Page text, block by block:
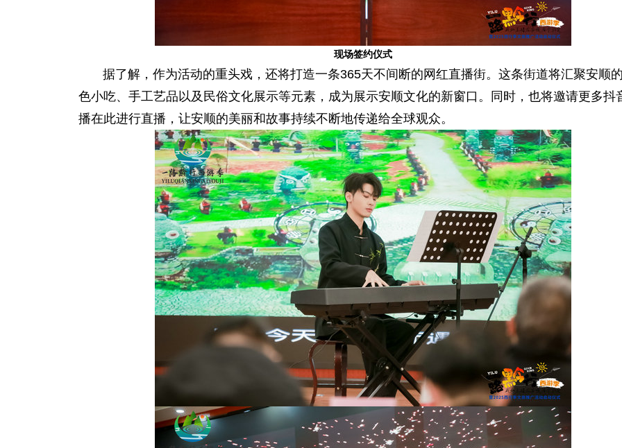
现场签约仪式
据了解，作为活动的重头戏，还将打造一条365天不间断的网红直播街。这条街道将汇聚安顺
色小吃、手工艺品以及民俗文化展示等元素，成为展示安顺文化的新窗口。同时，也将邀请更多抖
播在此进行直播，让安顺的美丽和故事持续不断地传递给全球观众。